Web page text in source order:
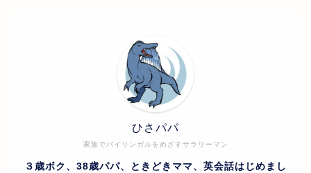
家族でバイリンガルをめざすサラリーマン
ひさパパ
３歳ボク、38歳パパ、ときどきママ、英会話はじめまし